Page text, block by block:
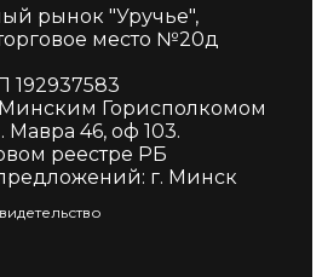
рынок "Уручье",
место №20д
192937583
Минским Горисполкомом
Мавра 46, оф 103.
реестре РБ
г. Минск